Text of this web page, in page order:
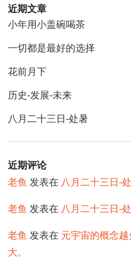
近期文章
小年用小盖碗喝茶
一切都是最好的选择
花前月下
历史-发展-未来
八月二十三日-处暑
近期评论
老鱼 发表在 八月二十三日-
老鱼 发表在 八月二十三日-
老鱼 发表在 元宇宙的概念
大。